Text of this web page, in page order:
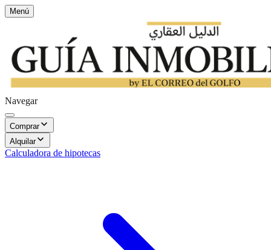
Menú
Navegar
Comprar
Alquilar
Calculadora de hipotecas